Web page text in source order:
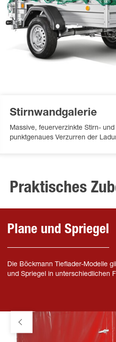
Stirnwandgalerie
Massive, feuerverzinkte Stirn-
punktgenaues Verzurren der
Praktisches
Plane und Spriegel
Die Böckmann Tieflader-Modelle
und Spriegel in unterschiedlichen